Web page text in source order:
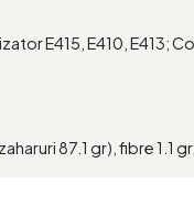
E415, E410, E413;
87.1 gr), fibre 1.1